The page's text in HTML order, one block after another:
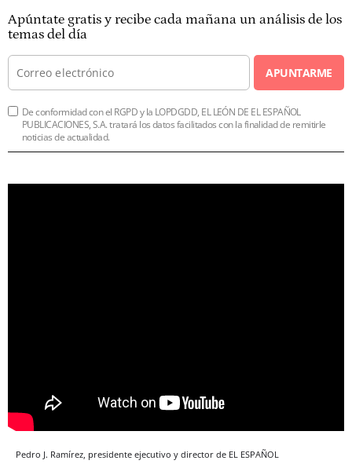
Apúntate gratis y recibe cada mañana un análisis de los
temas del día
APUNTARME
De conformidad con el RGPD y la LOPDGDD, EL LEÓN DE EL ESPAÑOL
PUBLICACIONES, S.A. tratará los datos facilitados con la finalidad de remitirle
noticias de actualidad.
Pedro J. Ramírez, presidente ejecutivo y director de EL ESPAÑOL